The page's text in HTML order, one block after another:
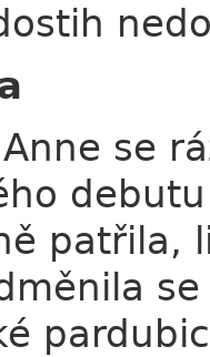
se
patřila,